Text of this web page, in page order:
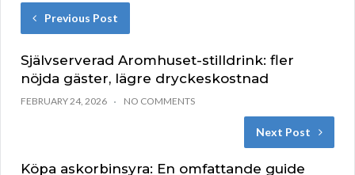
Previous Post
Självserverad Aromhuset-stilldrink: fler
nöjda gäster, lägre dryckeskostnad
FEBRUARY 24, 2026 NO COMMENTS
Next Post
Köpa askorbinsyra: En omfattande guide